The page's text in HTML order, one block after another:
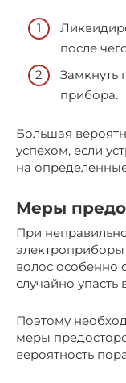
после
Замкнуть
прибора.
Большая
успехом, если
на
Меры
При
волос особенно
случайно упасть
Поэтому
меры
вероятность